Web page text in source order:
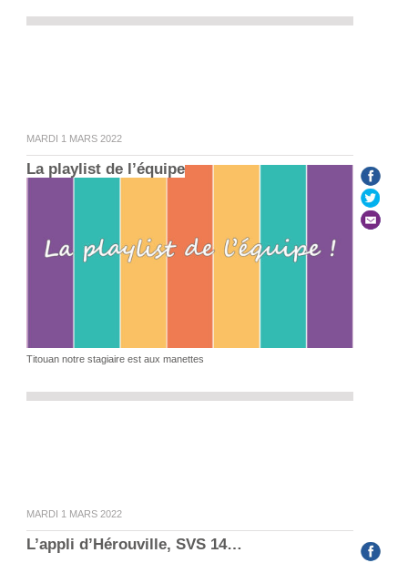
MARDI 1 MARS 2022
La playlist de l’équipe
Titouan notre stagiaire est aux manettes
MARDI 1 MARS 2022
L’appli d’Hérouville, SVS 14…
Le Labo n°71